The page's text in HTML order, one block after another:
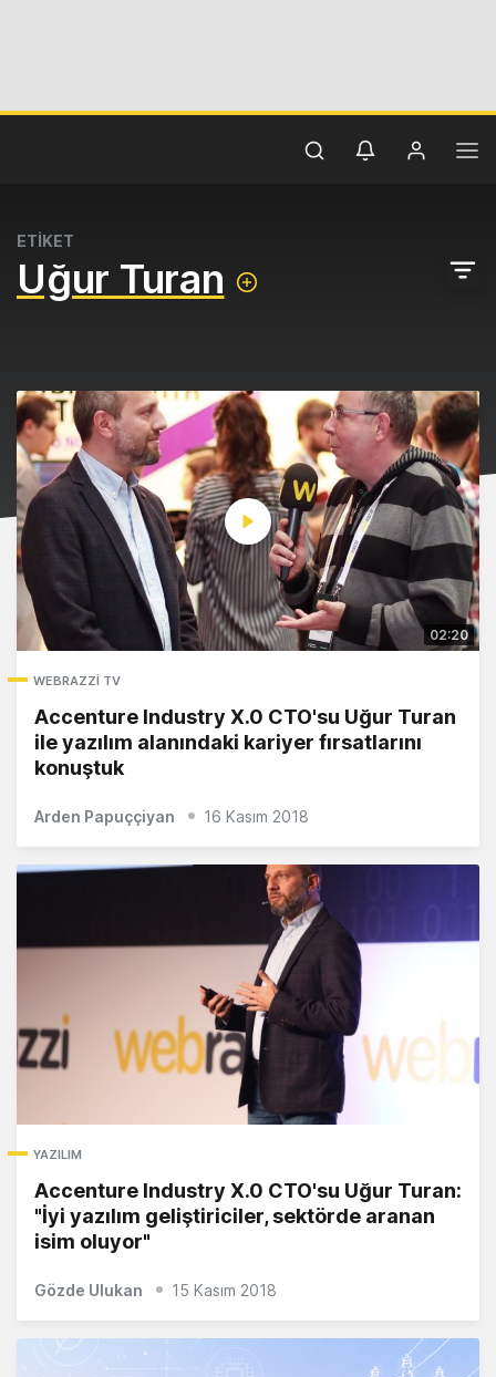
ETİKET
Uğur Turan
WEBRAZZI TV
Accenture Industry X.0 CTO'su Uğur Turan
ile yazılım alanındaki kariyer fırsatlarını
konuştuk
02:20
Arden Papuççiyan 16 Kasım 2018
YAZILIM
Accenture Industry X.0 CTO'su Uğur Turan:
"İyi yazılım geliştiriciler, sektörde aranan
isim oluyor"
Gözde Ulukan 15 Kasım 2018